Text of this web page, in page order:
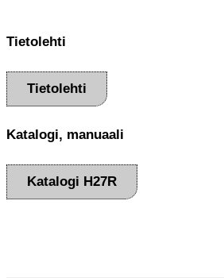
Tietolehti
Tietolehti
Katalogi, manuaali
Katalogi H27R